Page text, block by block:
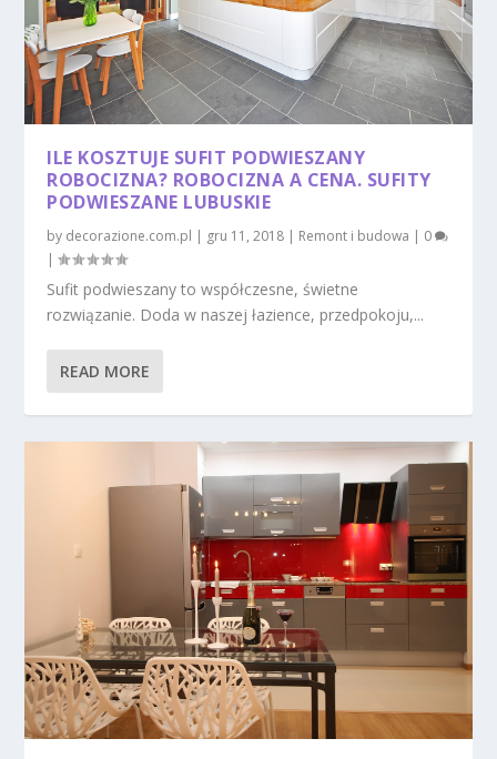
ILE KOSZTUJE SUFIT PODWIESZANY
ROBOCIZNA? ROBOCIZNA A CENA. SUFITY
PODWIESZANE LUBUSKIE
by decorazione.com.pl | gru 11, 2018 | Remont i budowa | 0
|
Sufit podwieszany to współczesne, świetne
rozwiązanie. Doda w naszej łazience, przedpokoju,...
READ MORE